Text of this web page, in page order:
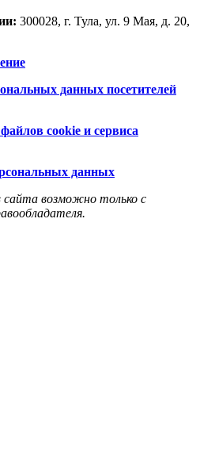
300028, г. Тула, ул. 9 Мая, д. 20,
данных посетителей
cookie и сервиса
данных
сайта возможно только с